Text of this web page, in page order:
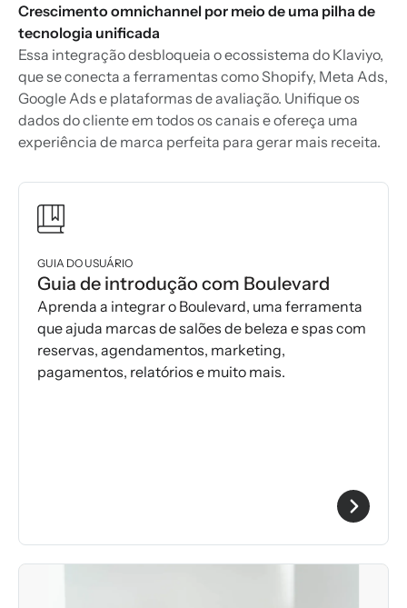
Crescimento omnichannel por meio de uma pilha de
tecnologia unificada
Essa integração desbloqueia o ecossistema do Klaviyo,
que se conecta a ferramentas como Shopify, Meta Ads,
Google Ads e plataformas de avaliação. Unifique os
dados do cliente em todos os canais e ofereça uma
experiência de marca perfeita para gerar mais receita.
GUIA DO USUÁRIO
Guia de introdução com Boulevard
Aprenda a integrar o Boulevard, uma ferramenta
que ajuda marcas de salões de beleza e spas com
reservas, agendamentos, marketing,
pagamentos, relatórios e muito mais.